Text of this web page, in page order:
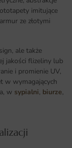
imitujące
ze złotymi
ale także
jakości flizeliny lub
i promienie UV,
w wymagających
w sypialni, biurze,